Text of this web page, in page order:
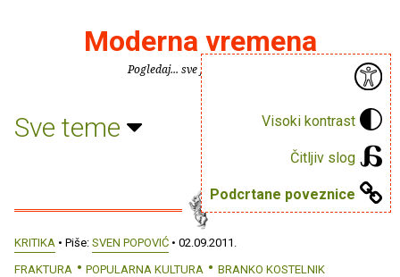
Visoki kontrast
Čitljiv slog
Podcrtane poveznice
Moderna vremena
Pogledaj... sve je puno knjiga.
Sve teme
KRITIKA • Piše: SVEN POPOVIĆ • 02.09.2011.
FRAKTURA
POPULARNA KULTURA BRANKO KOSTELNIK